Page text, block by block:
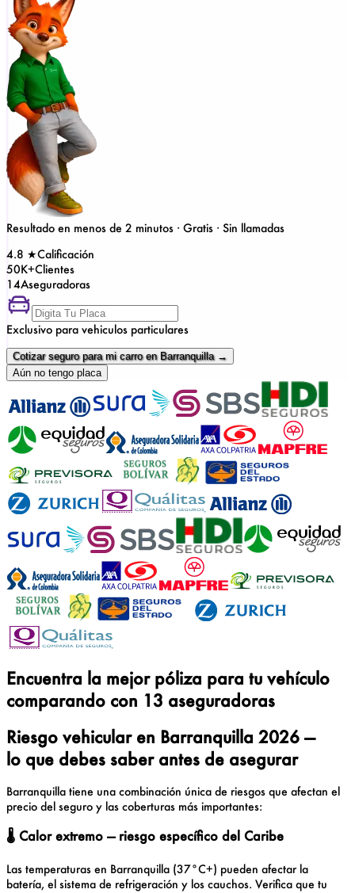
Resultado en menos de 2 minutos · Gratis · Sin llamadas
4.8 ★Calificación
50K+Clientes
14Aseguradoras
Exclusivo para vehiculos particulares
Cotizar seguro para mi carro en Barranquilla →
Aún no tengo placa
Encuentra la mejor póliza para tu vehículo
comparando con 13 aseguradoras
Riesgo vehicular en Barranquilla 2026 —
lo que debes saber antes de asegurar
Barranquilla tiene una combinación única de riesgos que afectan el
precio del seguro y las coberturas más importantes:
🌡️ Calor extremo — riesgo específico del Caribe
Las temperaturas en Barranquilla (37°C+) pueden afectar la
batería, el sistema de refrigeración y los cauchos. Verifica que tu